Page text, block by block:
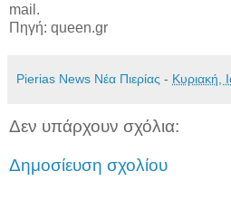
mail.
Πηγή: queen.gr
Pierias News Νέα Πιερίας - Κυριακή,
Δεν υπάρχουν σχόλια:
Δημοσίευση σχολίου